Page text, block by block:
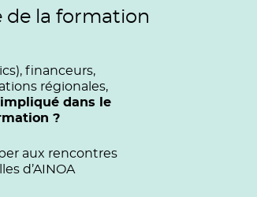
de la formation
financeurs,
régionales,
dans le
?
aux rencontres
d’AINOA